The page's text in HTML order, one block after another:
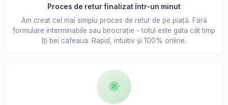
Proces de retur finalizat într-un minut
Am creat cel mai simplu proces de retur de pe piață. Fără
formulare interminabile sau birocrație - totul este gata cât timp
îți bei cafeaua. Rapid, intuitiv și 100% online.